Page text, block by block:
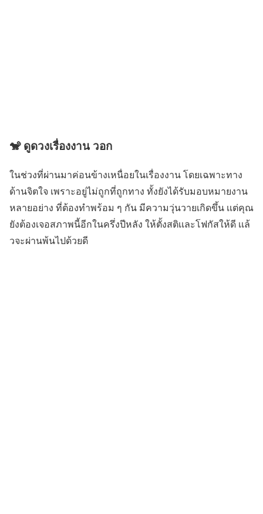
🐒 ดูดวงเรื่องงาน วอก
ในช่วงที่ผ่านมาค่อนข้างเหนื่อยในเรื่องงาน โดยเฉพาะทาง
ด้านจิตใจ เพราะอยู่ไม่ถูกที่ถูกทาง ทั้งยังได้รับมอบหมายงาน
หลายอย่าง ที่ต้องทำพร้อม ๆ กัน มีความวุ่นวายเกิดขึ้น เเต่คุณ
ยังต้องเจอสภาพนี้อีกในครึ่งปีหลัง ให้ตั้งสติเเละโฟกัสให้ดี เเล้
วจะผ่านพ้นไปด้วยดี